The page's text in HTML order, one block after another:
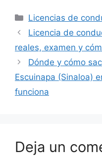
Categorías
Licencias de
Licencia de
reales, examen y
Dónde y cómo
Escuinapa (Sinaloa)
funciona
Deja un